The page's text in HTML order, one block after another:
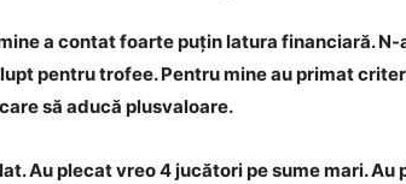
a contat foarte puțin latura financiară.
pentru trofee. Pentru mine au primat
să aducă plusvaloare.
Au plecat vreo 4 jucători pe sume mari.